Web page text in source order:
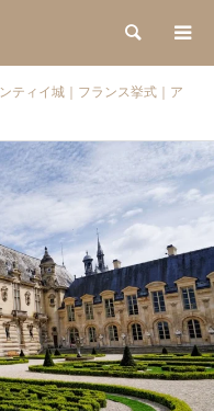
検索
ティイ城｜フランス挙式｜ア